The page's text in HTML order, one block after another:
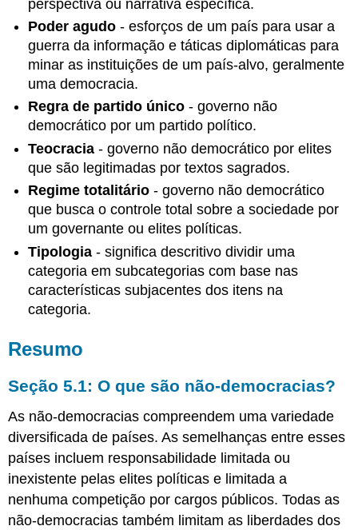
Filmes
perspectiva ou narrativa específica.
Poder agudo - esforços de um país para usar a
guerra da informação e táticas diplomáticas para
minar as instituições de um país-alvo, geralmente
uma democracia.
Regra de partido único - governo não
democrático por um partido político.
Teocracia - governo não democrático por elites
que são legitimadas por textos sagrados.
Regime totalitário - governo não democrático
que busca o controle total sobre a sociedade por
um governante ou elites políticas.
Tipologia - significa descritivo dividir uma
categoria em subcategorias com base nas
características subjacentes dos itens na
categoria.
Resumo
Seção 5.1: O que são não-democracias?
As não-democracias compreendem uma variedade
diversificada de países. As semelhanças entre esses
países incluem responsabilidade limitada ou
inexistente pelas elites políticas e limitada a
nenhuma competição por cargos públicos. Todas as
não-democracias também limitam as liberdades dos